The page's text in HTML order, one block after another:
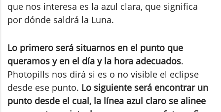
que nos interesa es la azul clara, que significa
por dónde saldrá la Luna.
Lo primero será situarnos en el punto que
queramos y en el día y la hora adecuados.
Photopills nos dirá si es o no visible el eclipse
desde ese punto. Lo siguiente será encontrar un
punto desde el cual, la línea azul claro se alinee